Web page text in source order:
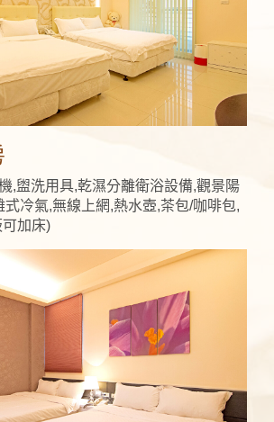
,盥洗用具,乾濕分離衛浴設備,觀景陽
式冷氣,無線上網,熱水壺,茶包/咖啡包,
加床)